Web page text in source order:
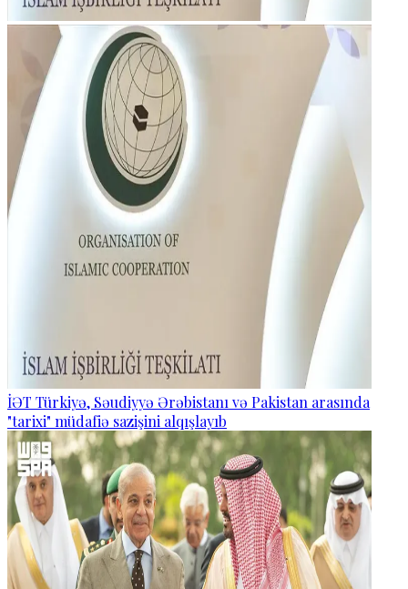
İƏT Türkiyə, Səudiyyə Ərəbistanı və Pakistan arasında
"tarixi" müdafiə sazişini alqışlayıb